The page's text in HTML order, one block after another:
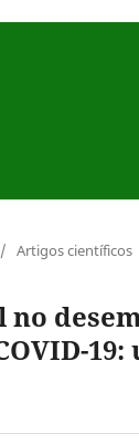
/ Artigos científicos